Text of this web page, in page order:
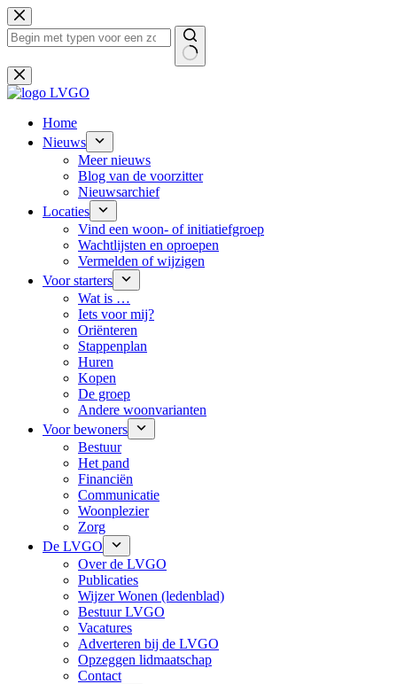
Ga
naar
de
Geen
resultaten
Home
Nieuws
Meer nieuws
Blog van de voorzitter
Nieuwsarchief
Locaties
Vind een woon- of initiatiefgroep
Wachtlijsten en oproepen
Vermelden of wijzigen
Voor starters
Wat is …
Iets voor mij?
Oriënteren
Stappenplan
Huren
Kopen
De groep
Andere woonvarianten
Voor bewoners
Bestuur
Het pand
Financiën
Communicatie
Woonplezier
Zorg
De LVGO
Over de LVGO
Publicaties
Wijzer Wonen (ledenblad)
Bestuur LVGO
Vacatures
Adverteren bij de LVGO
Opzeggen lidmaatschap
Contact